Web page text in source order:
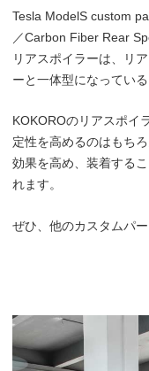
Tesla ModelS custom
／Carbon Fiber Rear
リアスポイラーは、リ
ーと一体型になってい
KOKOROのリアスポイ
定性を高めるのはもち
効果を高め、装着する
れます。
ぜひ、他のカスタムパー